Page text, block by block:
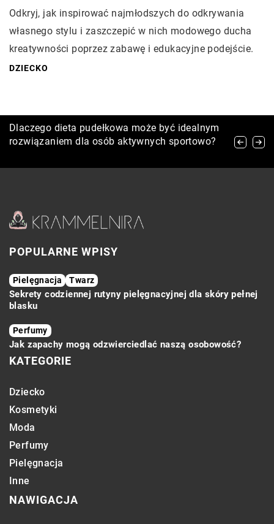
Odkryj, jak inspirować najmłodszych do odkrywania
własnego stylu i zaszczepić w nich modowego ducha
kreatywności poprzez zabawę i edukacyjne podejście.
DZIECKO
Dowiedz się czy bardziej do ciebie pasuje złoto
czy srebro
Dlaczego dieta pudełkowa może być idealnym
rozwiązaniem dla osób aktywnych sportowo?
Jak wybrać idealny dom weselny: podkreślenie
charakteru imprezy poprzez tradycyjne i
POPULARNE WPISY
Pielęgnacja Twarz
Sekrety codziennej rutyny pielęgnacyjnej dla skóry pełnej
blasku
Perfumy
Jak zapachy mogą odzwierciedlać naszą osobowość?
KATEGORIE
Dziecko
Kosmetyki
Moda
Perfumy
Pielęgnacja
Inne
NAWIGACJA